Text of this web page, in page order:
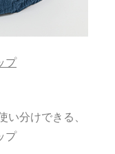
プ
い分けできる、
プ